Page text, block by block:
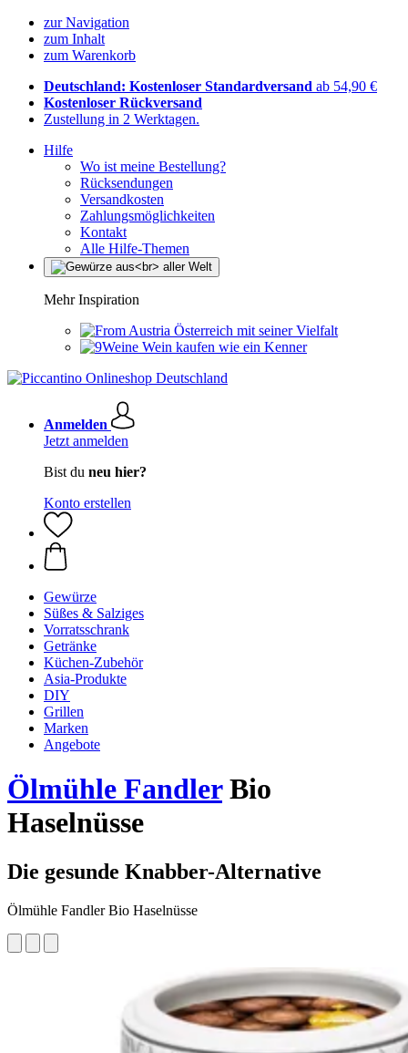
zur Navigation
zum Inhalt
zum Warenkorb
Deutschland: Kostenloser Standardversand ab 54,90 €
Kostenloser Rückversand
Zustellung in 2 Werktagen.
Hilfe
Wo ist meine Bestellung?
Rücksendungen
Versandkosten
Zahlungsmöglichkeiten
Kontakt
Alle Hilfe-Themen
Mehr Inspiration
Österreich mit seiner Vielfalt
Wein kaufen wie ein Kenner
Anmelden
Jetzt anmelden
Bist du neu hier?
Konto erstellen
Gewürze
Süßes & Salziges
Vorratsschrank
Getränke
Küchen-Zubehör
Asia-Produkte
DIY
Grillen
Marken
Angebote
Ölmühle FandlerBio
Haselnüsse
Die gesunde Knabber-Alternative
Ölmühle Fandler Bio Haselnüsse